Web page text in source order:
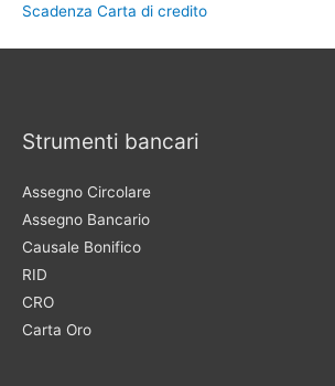
Scadenza Carta di credito
Strumenti bancari
Assegno Circolare
Assegno Bancario
Causale Bonifico
RID
CRO
Carta Oro